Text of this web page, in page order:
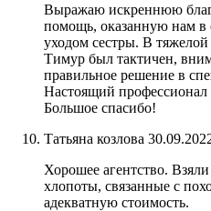
Выражаю искреннюю
помощь, оказанную нам в
уходом сестры. В
Тимур был тактичен,
правильное решение в
Настоящий профессионал
Большое спасибо!
Татьяна козлова
Хорошее агентство.
хлопоты, связанные с
адекватную стоимость.